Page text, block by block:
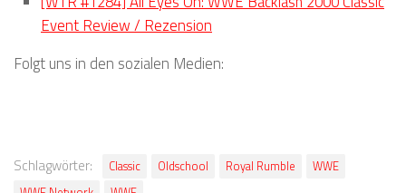
Event Review / Rezension
Folgt uns in den sozialen Medien:
Schlagwörter: Classic Oldschool Royal Rumble
WWE